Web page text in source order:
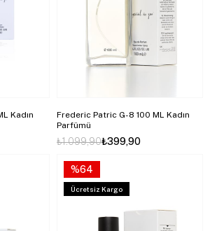
Kadın
Frederic Patric G-8 100 ML Kadın
Parfümü
₺399,90
₺1.099,90
%64
Ücretsiz Kargo